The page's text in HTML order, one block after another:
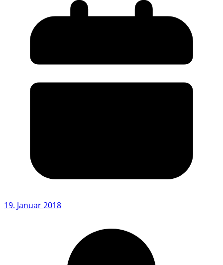
19. Januar 2018